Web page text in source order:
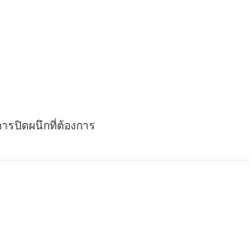
รปิดผนึกที่ต้องการ